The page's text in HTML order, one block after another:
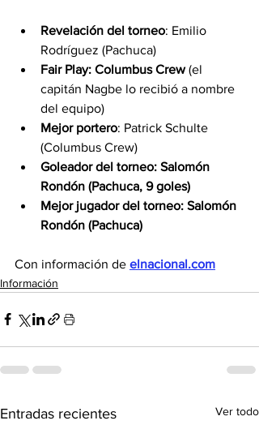
Revelación del torneo: Emilio
Rodríguez (Pachuca)
Fair Play: Columbus Crew (el
capitán Nagbe lo recibió a nombre
del equipo)
Mejor portero: Patrick Schulte
(Columbus Crew)
Goleador del torneo: Salomón
Rondón (Pachuca, 9 goles)
Mejor jugador del torneo: Salomón
Rondón (Pachuca)
Con información de elnacional.com
Información
Entradas recientes Ver todo